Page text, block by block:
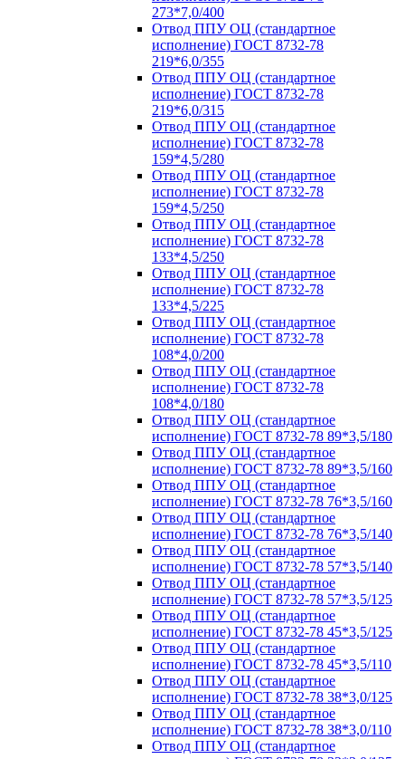
273*7,0/400
Отвод ППУ ОЦ (стандартное
исполнение) ГОСТ 8732-78
219*6,0/355
Отвод ППУ ОЦ (стандартное
исполнение) ГОСТ 8732-78
219*6,0/315
Отвод ППУ ОЦ (стандартное
исполнение) ГОСТ 8732-78
159*4,5/280
Отвод ППУ ОЦ (стандартное
исполнение) ГОСТ 8732-78
159*4,5/250
Отвод ППУ ОЦ (стандартное
исполнение) ГОСТ 8732-78
133*4,5/250
Отвод ППУ ОЦ (стандартное
исполнение) ГОСТ 8732-78
133*4,5/225
Отвод ППУ ОЦ (стандартное
исполнение) ГОСТ 8732-78
108*4,0/200
Отвод ППУ ОЦ (стандартное
исполнение) ГОСТ 8732-78
108*4,0/180
Отвод ППУ ОЦ (стандартное
исполнение) ГОСТ 8732-78 89*3,5/180
Отвод ППУ ОЦ (стандартное
исполнение) ГОСТ 8732-78 89*3,5/160
Отвод ППУ ОЦ (стандартное
исполнение) ГОСТ 8732-78 76*3,5/160
Отвод ППУ ОЦ (стандартное
исполнение) ГОСТ 8732-78 76*3,5/140
Отвод ППУ ОЦ (стандартное
исполнение) ГОСТ 8732-78 57*3,5/140
Отвод ППУ ОЦ (стандартное
исполнение) ГОСТ 8732-78 57*3,5/125
Отвод ППУ ОЦ (стандартное
исполнение) ГОСТ 8732-78 45*3,5/125
Отвод ППУ ОЦ (стандартное
исполнение) ГОСТ 8732-78 45*3,5/110
Отвод ППУ ОЦ (стандартное
исполнение) ГОСТ 8732-78 38*3,0/125
Отвод ППУ ОЦ (стандартное
исполнение) ГОСТ 8732-78 38*3,0/110
Отвод ППУ ОЦ (стандартное